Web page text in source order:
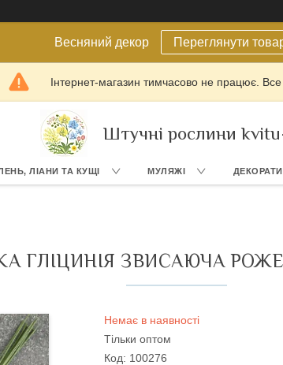
Весняний декор Переглянути
Інтернет-магазин тимчасово не працює. Все
Штучні рослини
ЛІАНИ ТА КУЩІ МУЛЯЖІ
ГЛІЦИНІЯ ЗВИСАЮЧА
Немає в наявності
Тільки оптом
Код: 100276